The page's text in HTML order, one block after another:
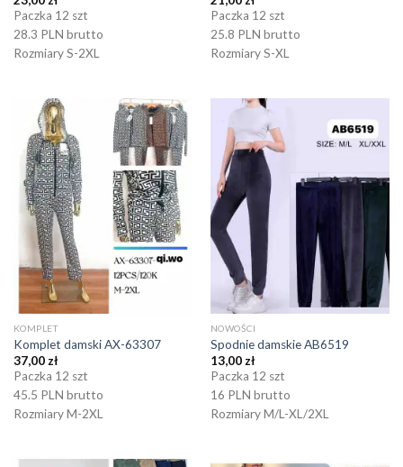
Paczka 12 szt
28.3 PLN brutto
Rozmiary S-2XL
Paczka 12 szt
25.8 PLN brutto
Rozmiary S-XL
KOMPLET
Komplet damski AX-63307
37,00 zł
Paczka 12 szt
45.5 PLN brutto
Rozmiary M-2XL
NOWOŚCI
Spodnie damskie AB6519
13,00 zł
Paczka 12 szt
16 PLN brutto
Rozmiary M/L-XL/2XL